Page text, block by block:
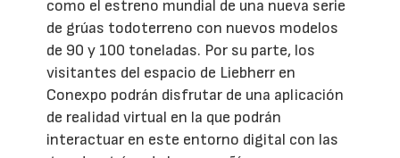
como el estreno mundial de una nueva serie
de grúas todoterreno con nuevos modelos
de 90 y 100 toneladas. Por su parte, los
visitantes del espacio de Liebherr en
Conexpo podrán disfrutar de una aplicación
de realidad virtual en la que podrán
interactuar en este entorno digital con las